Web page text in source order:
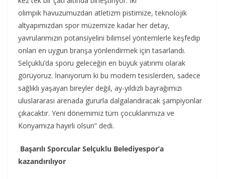
olimpik havuzumuzdan atletizm pistimize, teknolojik
altyapımızdan spor müzemize kadar her detay,
yavrularımızın potansiyelini bilimsel yöntemlerle keşfedip
onları en uygun branşa yönlendirmek için tasarlandı.
Selçuklu’da sporu geleceğin en büyük yatırımı olarak
görüyoruz. İnanıyorum ki bu modern tesislerden, sadece
sağlıklı yaşayan bireyler değil, ay-yıldızlı bayrağımızı
uluslararası arenada gururla dalgalandıracak şampiyonlar
çıkacaktır. Yeni dönemimiz tüm çocuklarımıza ve
Konyamıza hayırlı olsun” dedi.
Başarılı Sporcular Selçuklu Belediyespor’a
kazandırılıyor